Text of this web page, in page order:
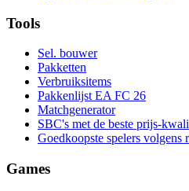
Tools
Sel. bouwer
Pakketten
Verbruiksitems
Pakkenlijst EA FC 26
Matchgenerator
SBC's met de beste prijs-
Goedkoopste spelers volgens
Games